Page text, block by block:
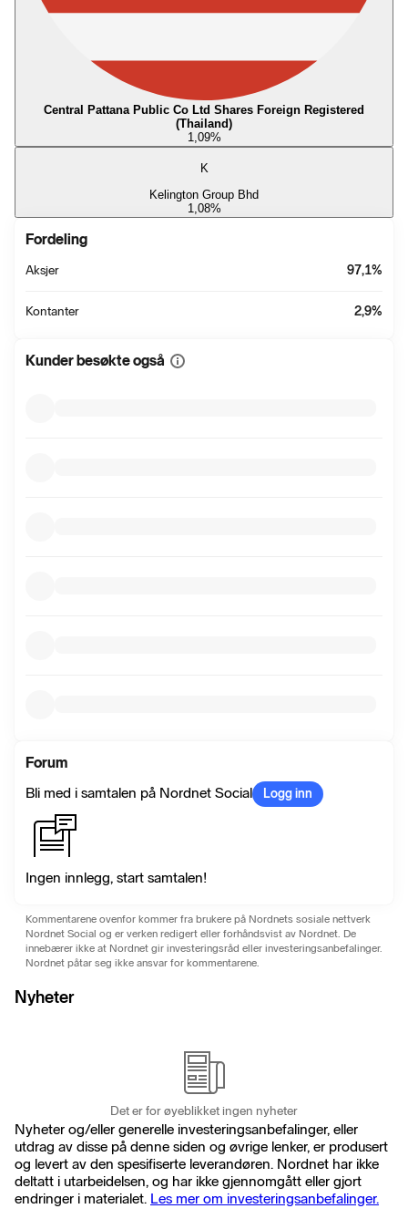
Central Pattana Public Co Ltd Shares Foreign Registered
(Thailand)
1,09%
K
Kelington Group Bhd
1,08%
Fordeling
Aksjer 97,1%
Kontanter 2,9%
Kunder besøkte også Vis
Forum
Bli med i samtalen på Nordnet Social
Logg inn
Ingen innlegg, start samtalen!
Kommentarene ovenfor kommer fra brukere på Nordnets sosiale nettverk
Nordnet Social og er verken redigert eller forhåndsvist av Nordnet. De
innebærer ikke at Nordnet gir investeringsråd eller investeringsanbefalinger.
Nordnet påtar seg ikke ansvar for kommentarene.
Nyheter
Det er for øyeblikket ingen nyheter
Nyheter og/eller generelle investeringsanbefalinger, eller
utdrag av disse på denne siden og øvrige lenker, er produsert
og levert av den spesifiserte leverandøren. Nordnet har ikke
deltatt i utarbeidelsen, og har ikke gjennomgått eller gjort
endringer i materialet. Les mer om investeringsanbefalinger.